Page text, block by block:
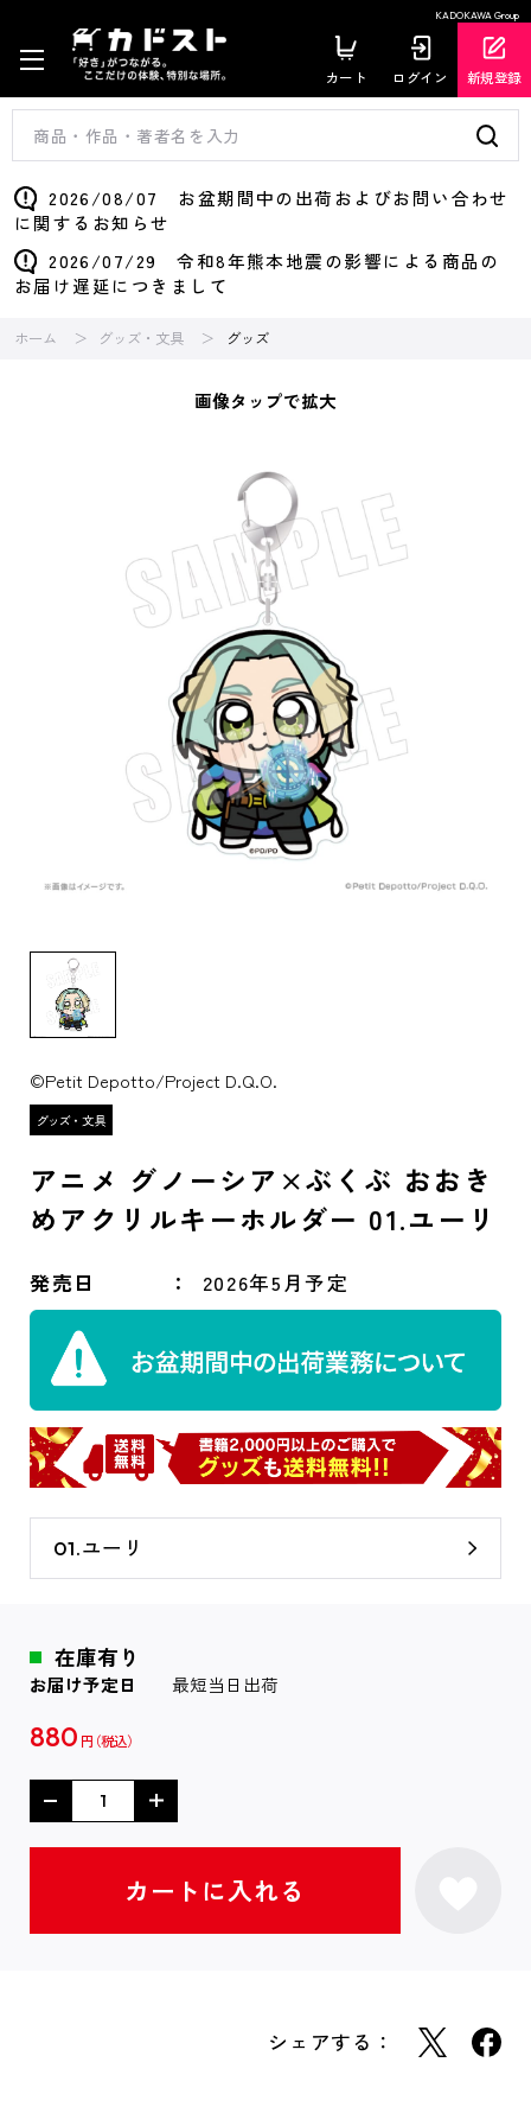
KADOKAWA Group
カート ログイン 新規登録
2026/08/07 お盆期間中の出荷およびお問い合わせ
に関するお知らせ
2026/07/29 令和8年熊本地震の影響による商品の
お届け遅延につきまして
ホーム グッズ・文具 グッズ
画像タップで拡大
©Petit Depotto/Project D.Q.O.
アニメ グノーシア×ぶくぶ おおき
めアクリルキーホルダー 01.ユーリ
発売日 2026年5月予定
01.ユーリ
在庫有り
お届け予定日 最短当日出荷
880 円
シェアする：